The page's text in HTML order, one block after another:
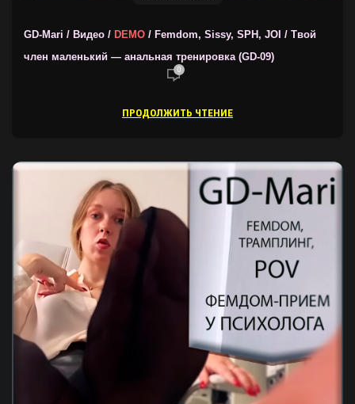
GD-Mari / Видео / DEMO / Femdom, Sissy, SPH, JOI / Твой
член маленький — анальная тренировка (GD-09)
0
ПРОДОЛЖИТЬ ЧТЕНИЕ